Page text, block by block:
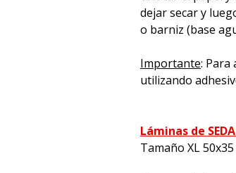
dejar secar y
o barniz (base
Importante: Para
utilizando
Láminas de
Tamaño XL 50x35